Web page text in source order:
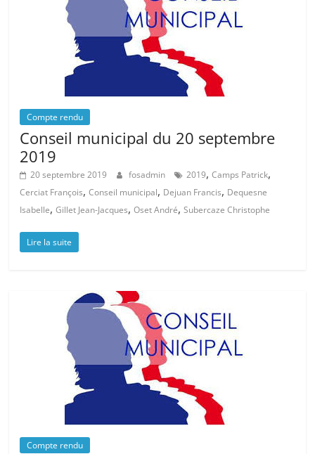
Compte rendu
Conseil municipal du 20 septembre
2019
20 septembre 2019 fosadmin 2019,Camps Patrick,
Cerciat François,Conseil municipal, Dejuan Francis, Dequesne
Isabelle,Gillet Jean-Jacques,Oset André,Subercaze Christophe
Lire la suite
Compte rendu